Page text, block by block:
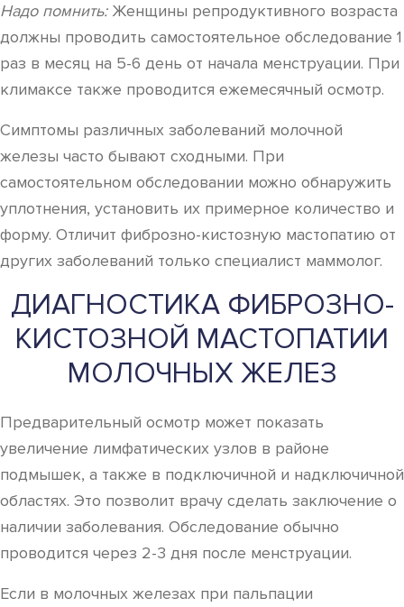
Надо помнить:Женщины репродуктивного возраста
должны проводить самостоятельное обследование 1
раз в месяц на 5-6 день от начала менструации. При
климаксе также проводится ежемесячный осмотр.
Симптомы различных заболеваний молочной
железы часто бывают сходными. При
самостоятельном обследовании можно обнаружить
уплотнения, установить их примерное количество и
форму. Отличит фиброзно-кистозную мастопатию от
других заболеваний только специалист маммолог.
ДИАГНОСТИКА ФИБРОЗНО-
КИСТОЗНОЙ МАСТОПАТИИ
МОЛОЧНЫХ ЖЕЛЕЗ
Предварительный осмотр может показать
увеличение лимфатических узлов в районе
подмышек, а также в подключичной и надключичной
областях. Это позволит врачу сделать заключение о
наличии заболевания. Обследование обычно
проводится через 2-3 дня после менструации.
Если в молочных железах при пальпации